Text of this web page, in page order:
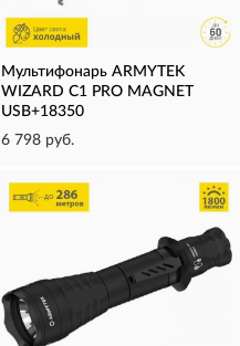
Мультифонарь ARMYTEK
WIZARD C1 PRO MAGNET
USB+18350
6 798 руб.